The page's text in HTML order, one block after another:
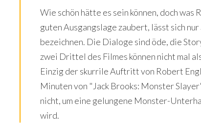
Wie schön hätte es sein können, doch was
guten Ausgangslage zaubert, lässt sich
bezeichnen. Die Dialoge sind öde, die
zwei Drittel des Filmes können nicht mal
Einzig der skurrile Auftritt von Robert
Minuten von "Jack Brooks: Monster
nicht, um eine gelungene Monster-
wird.